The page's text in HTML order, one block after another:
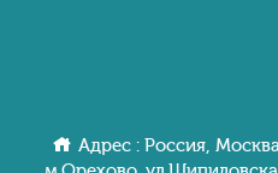
Адрес : Россия,